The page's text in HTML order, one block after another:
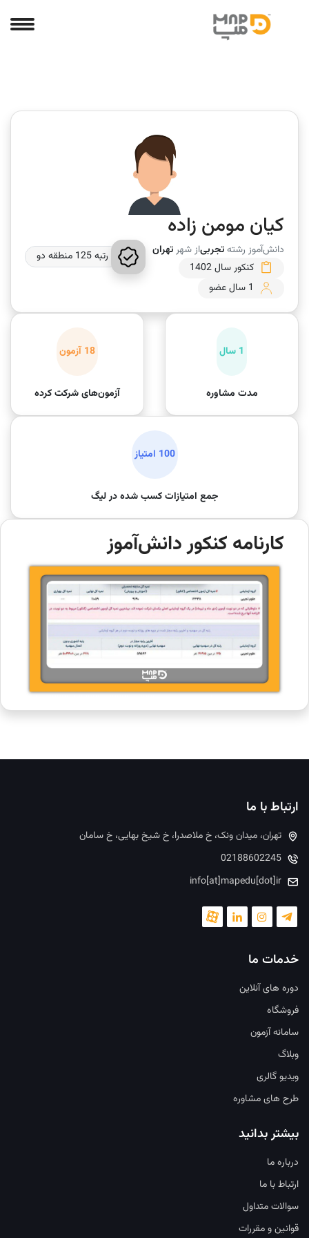
کیان مومن زاده
دانش‌آموز رشتهتجربیاز شهرتهران
کنکور سال 1402
1 سال عضو
رتبه 125 منطقه دو
1 سال
مدت مشاوره
18 آزمون
آزمون‌های شرکت کرده
100 امتیاز
جمع امتیازات کسب شده در لیگ
کارنامه کنکور دانش‌آموز
ارتباط با ما
تهران، میدان ونک، خ ملاصدرا، خ شیخ بهایی، خ سامان
02188602245
info[at]mapedu[dot]ir
خدمات ما
دوره های آنلاین
فروشگاه
سامانه آزمون
وبلاگ
ویدیو گالری
طرح های مشاوره
بیشتر بدانید
درباره ما
ارتباط با ما
سوالات متداول
قوانین و مقررات